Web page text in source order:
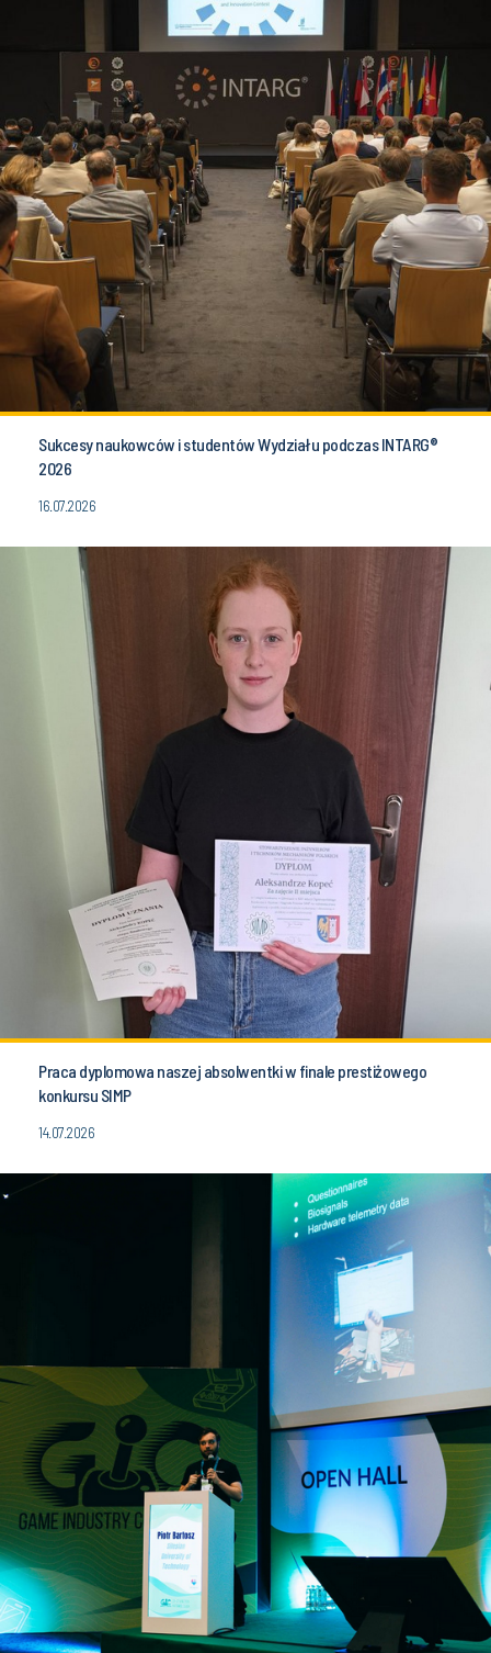
Sukcesy naukowców i studentów Wydziału podczas INTARG®
2026
16.07.2026
Praca dyplomowa naszej absolwentki w finale prestiżowego
konkursu SIMP
14.07.2026